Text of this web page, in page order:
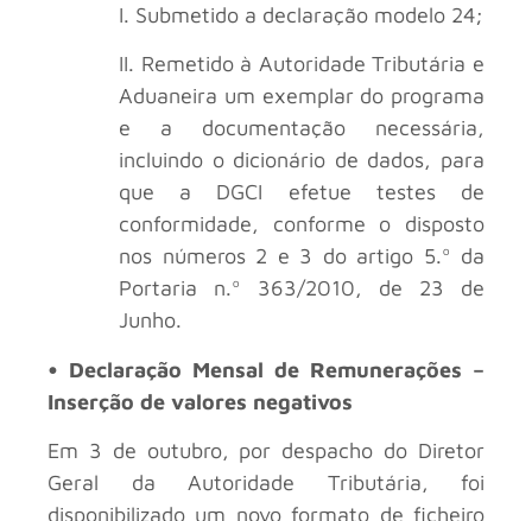
I. Submetido a declaração modelo 24;
II. Remetido à Autoridade Tributária e
Aduaneira um exemplar do programa
e a documentação necessária,
incluindo o dicionário de dados, para
que a DGCI efetue testes de
conformidade, conforme o disposto
nos números 2 e 3 do artigo 5.º da
Portaria n.º 363/2010, de 23 de
Junho.
• Declaração Mensal de Remunerações –
Inserção de valores negativos
Em 3 de outubro, por despacho do Diretor
Geral da Autoridade Tributária, foi
disponibilizado um novo formato de ficheiro